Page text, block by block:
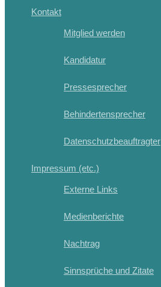
Kontakt
Mitglied werden
Kandidatur
Pressesprecher
Behindertensprecher
Datenschutzbeauftragter
Impressum (etc.)
Externe Links
Medienberichte
Nachtrag
Sinnsprüche und Zitate